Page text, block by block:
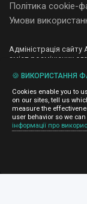
Політика cookie-
Умови
Адміністрація
зміст розміщених
і не продаємо
AvizInfo.com.ua
конфіденційності
деяких сторінках
Adsense Advertising
правила
🍪 ВИКОРИСТАННЯ
Cookies enable you to
on our sites, tell us
measure the
user behavior so we
інформації про